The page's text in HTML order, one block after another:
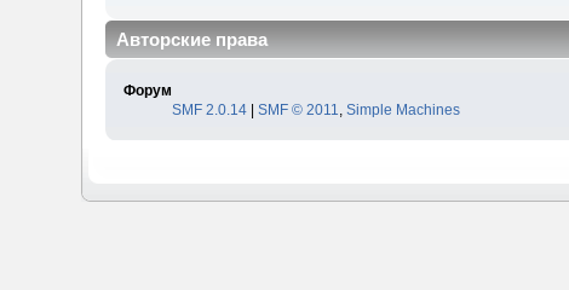
Авторские права
Форум
SMF 2.0.14 |SMF © 2011 ,Simple Machines